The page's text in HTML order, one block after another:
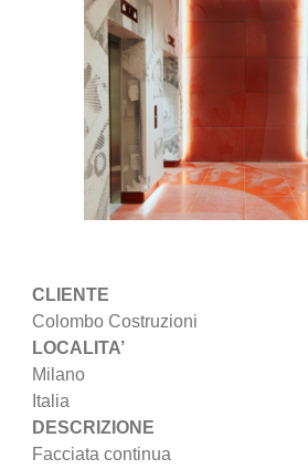
CLIENTE
Colombo Costruzioni
LOCALITA’
Milano
Italia
DESCRIZIONE
Facciata continua